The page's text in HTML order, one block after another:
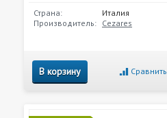
Страна:
Италия
Производитель: Cezares
В корзину Сравнить